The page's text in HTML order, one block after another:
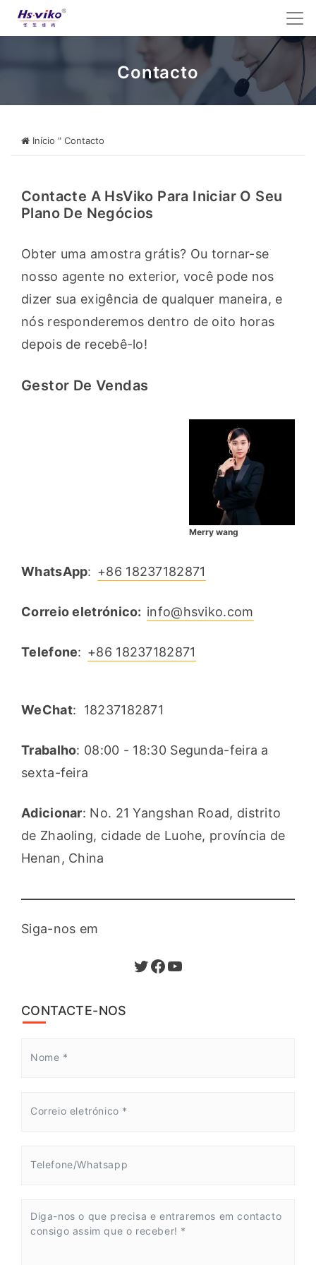
Contacto
Início " Contacto
Contacte A HsViko Para Iniciar O Seu
Plano De Negócios
Obter uma amostra grátis? Ou tornar-se
nosso agente no exterior, você pode nos
dizer sua exigência de qualquer maneira, e
nós responderemos dentro de oito horas
depois de recebê-lo!
Gestor De Vendas
Merry wang
WhatsApp: +86 18237182871
Correio eletrónico: info@hsviko.com
Telefone: +86 18237182871
WeChat:  18237182871
Trabalho: 08:00 - 18:30 Segunda-feira a
sexta-feira
Adicionar: No. 21 Yangshan Road, distrito
de Zhaoling, cidade de Luohe, província de
Henan, China
Siga-nos em
Twitter Facebook YouTube
CONTACTE-NOS